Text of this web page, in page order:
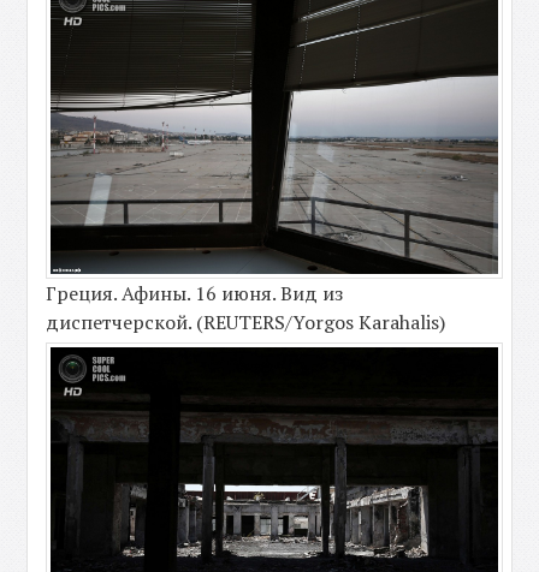
Греция. Афины. 16 июня. Вид из
диспетчерской. (REUTERS/Yorgos Karahalis)